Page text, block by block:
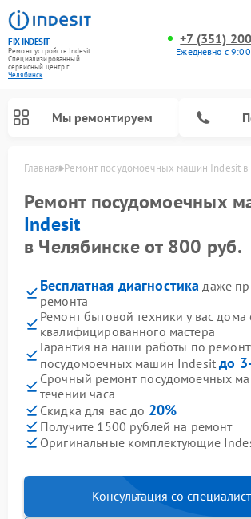
FIX-INDESIT
Ремонт устройств Indesit
Специализированный
cервисный центр г.
Челябинск
+7 (351)
Ежедневно с
Мы ремонтируем
Главная Ремонт посудомоечных машин Indesit в
Ремонт посудомоечных
Indesit
в Челябинске от 800 руб.
Бесплатная диагностика даже
ремонта
Ремонт бытовой техники у вас дома
квалифицированного мастера
Гарантия на наши работы по
посудомоечных машин Indesitдо
Срочный ремонт посудомоечных
течении часа
Скидка для вас до 20%
Получите 1500 рублей на ремонт
Оригинальные комплектующие
Консультация со